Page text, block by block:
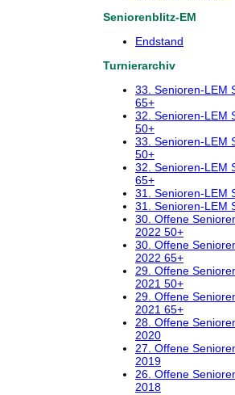
Seniorenblitz-EM
Endstand
Turnierarchiv
33. Senioren-LEM
65+
32. Senioren-LEM
50+
33. Senioren-LEM
50+
32. Senioren-LEM
65+
31. Senioren-LEM
31. Senioren-LEM
30. Offene
2022 50+
30. Offene
2022 65+
29. Offene
2021 50+
29. Offene
2021 65+
28. Offene
2020
27. Offene
2019
26. Offene
2018